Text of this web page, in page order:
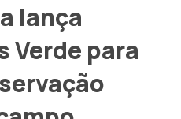
lança
Verde para